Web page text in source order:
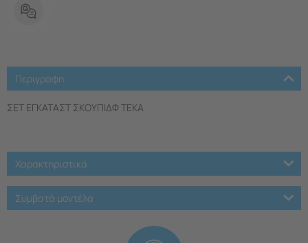
Περιγραφη
ΣΕΤ ΕΓΚΑΤΑΣΤ ΣΚΟΥΠΙΔΦ TEKA
Χαρακτηριστικά
Συμβατά μοντέλα